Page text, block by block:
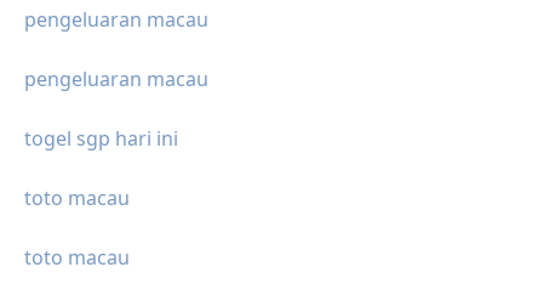
pengeluaran macau
pengeluaran macau
togel sgp hari ini
toto macau
toto macau